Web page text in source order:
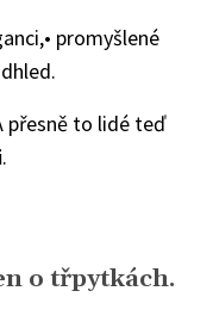
• promyšlené
přesně to lidé teď
.
o třpytkách.